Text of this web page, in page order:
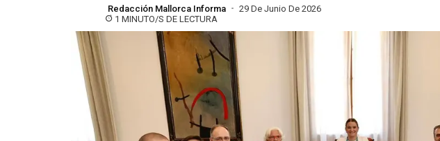
Redacción Mallorca Informa
29 De Junio De 2026
1 MINUTO/S DE LECTURA